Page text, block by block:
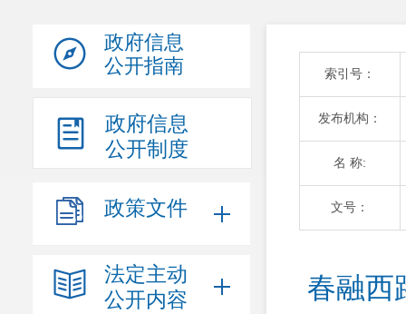
政府信息
公开指南
政府信息
公开制度
政策文件
法定主动
公开内容
索引号：
发布机构：
名 称:
文号：
春融西